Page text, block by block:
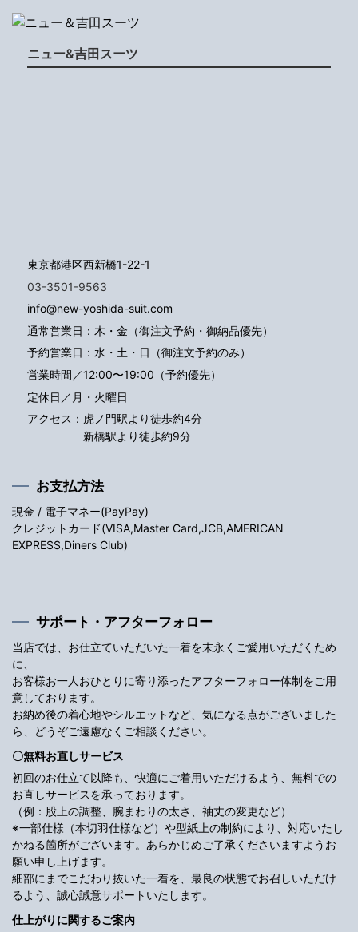
ニュー&吉田スーツ
東京都港区西新橋1-22-1
03-3501-9563
info@new-yoshida-suit.com
通常営業日：木・金（御注文予約・御納品優先）
予約営業日：水・土・日（御注文予約のみ）
営業時間／12:00〜19:00（予約優先）
定休日／月・火曜日
アクセス： 虎ノ門駅より徒歩約4分
新橋駅より徒歩約9分
お支払方法
現金 / 電子マネー(PayPay)
クレジットカード(VISA,Master Card,JCB,AMERICAN
EXPRESS,Diners Club)
サポート・アフターフォロー
当店では、お仕立ていただいた一着を末永くご愛用いただくため
に、
お客様お一人おひとりに寄り添ったアフターフォロー体制をご用
意しております。
お納め後の着心地やシルエットなど、気になる点がございました
ら、どうぞご遠慮なくご相談ください。
〇無料お直しサービス
初回のお仕立て以降も、快適にご着用いただけるよう、無料での
お直しサービスを承っております。
（例：股上の調整、腕まわりの太さ、袖丈の変更など）
※一部仕様（本切羽仕様など）や型紙上の制約により、対応いたし
かねる箇所がございます。あらかじめご了承くださいますようお
願い申し上げます。
細部にまでこだわり抜いた一着を、最良の状態でお召しいただけ
るよう、誠心誠意サポートいたします。
仕上がりに関するご案内